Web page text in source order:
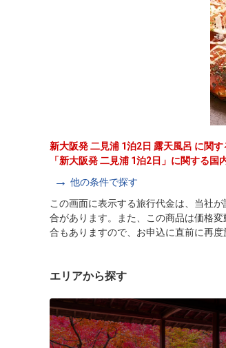
新大阪発 二見浦 1泊2日 露天風呂 に関
「新大阪発 二見浦 1泊2日」に関する国
他の条件で探す
この画面に表示する旅行代金は、当社
合があります。また、この商品は価格
合もありますので、お申込に直前に再度
エリアから探す